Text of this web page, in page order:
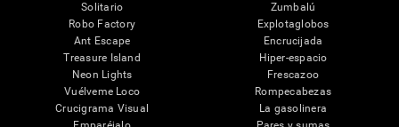
Solitario
Robo Factory
Ant Escape
Treasure Island
Neon Lights
Vuélveme Loco
Crucigrama Visual
Zumbalú
Explotaglobos
Encrucijada
Hiper-espacio
Frescazoo
Rompecabezas
La gasolinera